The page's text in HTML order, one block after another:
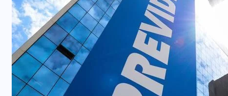
Mulher joga drogas no vaso
sanitário; polícia apreende 3 kg e
prende mãe e filho
7 DE AGOSTO, 2026